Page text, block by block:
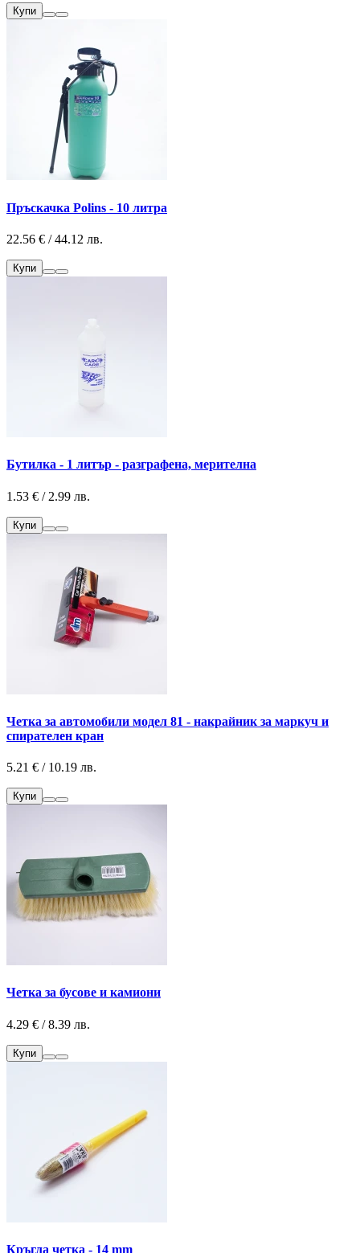
Купи
Пръскачка Polins - 10 литра
22.56 € / 44.12 лв.
Купи
Бутилка - 1 литър - разграфена, мерителна
1.53 € / 2.99 лв.
Купи
Четка за автомобили модел 81 - накрайник за маркуч и
спирателен кран
5.21 € / 10.19 лв.
Купи
Четка за бусове и камиони
4.29 € / 8.39 лв.
Купи
Кръгла четка - 14 mm